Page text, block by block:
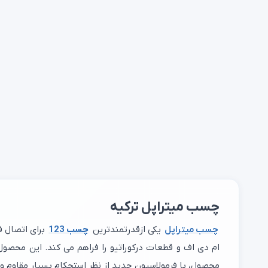
چسب میتراپل ترکیه
چسب میتراپل یکی ازقدرتمندترین چسب 123
برای
ام دی اف و قطعات درکوراتیو را فراهم می کند. این
محصول، با فرمولاسیون جدید از نظر استحکام بسیار مقاوم